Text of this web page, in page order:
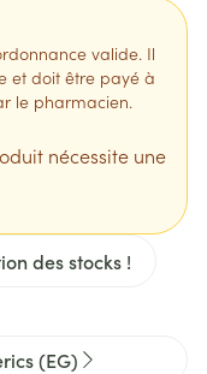
valide. Il
et doit être payé à
le pharmacien.
nécessite une
des stocks !
(EG)